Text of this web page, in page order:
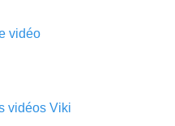
vidéo
vidéos Viki